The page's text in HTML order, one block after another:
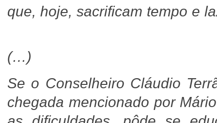
que, hoje, sacrificam tempo e
(…)
Se o Conselheiro Cláudio
chegada mencionado por